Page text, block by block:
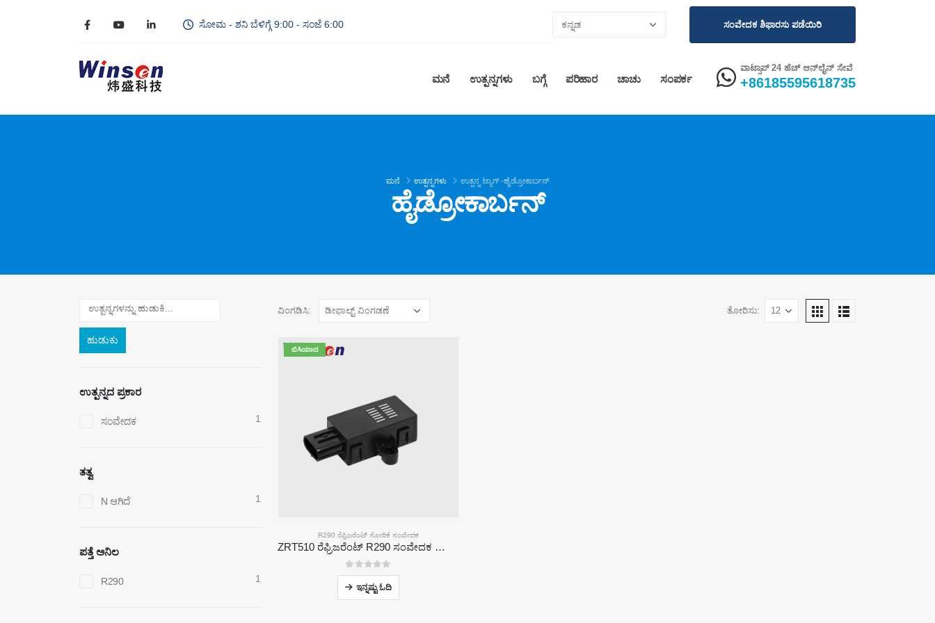
ಸೋಮ - ಶನಿ ಬೆಳಿಗ್ಗೆ 9:00 - ಸಂಜೆ 6:00 ಸಂವೇದಕ ಶಿಫಾರಸು ಪಡೆಯಿರಿ
ಮನೆ ಉತ್ಪನ್ನಗಳು ಬಗ್ಗೆ ಪರಿಹಾರ ಚಾಚು ಸಂಪರ್ಕ
ವಾಟ್ಸಾಪ್ 24 ಹೆಚ್ ಆನ್‌ಲೈನ್ ಸೇವೆ
+86185595618735
ಮನೆ ಉತ್ಪನ್ನಗಳು ಉತ್ಪನ್ನ ಟ್ಯಾಗ್ -ಹೈಡ್ರೋಕಾರ್ಬನ್
ಹೈಡ್ರೋಕಾರ್ಬನ್
ವಿಂಗಡಿಸಿ: ತೋರಿಸು:
ಬಿಸಿಯಾದ
R290 ರೆಫ್ರಿಜರೆಂಟ್ ಸೋರಿಕೆ ಸಂವೇದಕ
ZRT510 ರೆಫ್ರಿಜರೆಂಟ್ R290 ಸಂವೇದಕ ಮಾಡ್ಯೂಲ್-ಹೆಚ್ಚಿನ ಕಾರ್ಯಕ್ಷಮತೆಯ NDIR ರೆಫ್ರಿಜರೆಂಟ್ ಸಂವೇದಕ
05 ರಲ್ಲಿ
ಇನ್ನಷ್ಟು ಓದಿ
ಹುಡುಕು
ಉತ್ಪನ್ನದ ಪ್ರಕಾರ
ಸಂವೇದಕ 1
ತತ್ವ
N ಆಗಿದೆ 1
ಪತ್ತೆ ಅನಿಲ
R290 1